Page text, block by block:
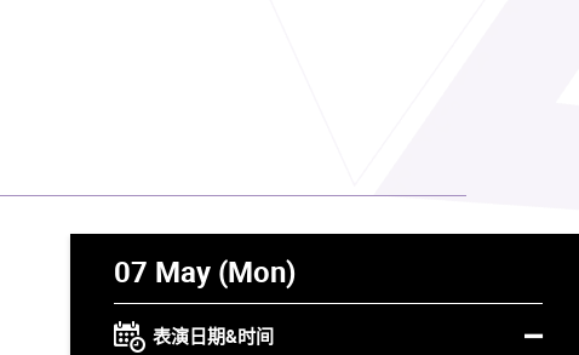
07 May (Mon)
表演日期&时间